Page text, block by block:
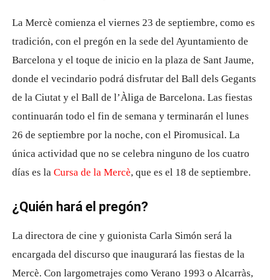
La Mercè comienza el viernes 23 de septiembre, como es
tradición, con el pregón en la sede del Ayuntamiento de
Barcelona y el toque de inicio en la plaza de Sant Jaume,
donde el vecindario podrá disfrutar del Ball dels Gegants
de la Ciutat y el Ball de l’Àliga de Barcelona. Las fiestas
continuarán todo el fin de semana y terminarán el lunes
26 de septiembre por la noche, con el Piromusical. La
única actividad que no se celebra ninguno de los cuatro
días es la Cursa de la Mercè, que es el 18 de septiembre.
¿Quién hará el pregón?
La directora de cine y guionista Carla Simón será la
encargada del discurso que inaugurará las fiestas de la
Mercè. Con largometrajes como Verano 1993 o Alcarràs,